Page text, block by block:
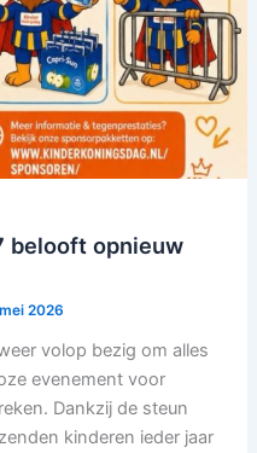
belooft opnieuw
2026
volop bezig om alles
evenement voor
Dankzij de steun
kinderen ieder jaar